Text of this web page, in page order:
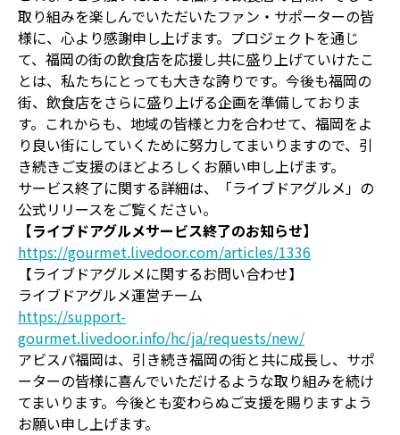
取り組みを楽しんでいただいたファン・サポーターの皆
様に、心より感謝申し上げます。プロジェクトを通じ
て、福岡の街の飲食店を応援し共に盛り上げていけたこ
とは、私たちにとっても大きな誇りです。今後も福岡の
街、飲食店をさらに盛り上げる企画を準備しておりま
す。これからも、地域の皆様と力を合わせて、福岡をよ
り良い街にしていくために努力してまいりますので、引
き続きご支援のほどよろしくお願い申し上げます。
サービス終了に関する詳細は、「ライブドアグルメ」の
公式リリースをご覧ください。
【ライブドアグルメサービス終了のお知らせ】
https://gourmet.livedoor.com/articles/1336
【ライブドアグルメに関するお問い合わせ】
ライブドアグルメ運営チーム
https://support-
gourmet.livedoor.info/hc/ja/requests/new/
アビスパ福岡は、引き続き福岡の街と共に成長し、サポ
ーターの皆様に喜んでいただけるような取り組みを続け
てまいります。今後とも変わらぬご支援を賜りますよう
お願い申し上げます。